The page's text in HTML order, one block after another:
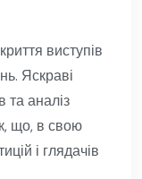
виступів
Яскраві
та аналіз
що, в свою
і глядачів